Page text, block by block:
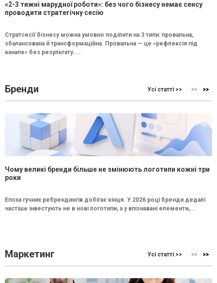
«2-3 тижні марудної роботи»: без чого бізнесу немає сенсу
проводити стратегічну сесію
Стратсесії бізнесу можна умовно поділити на 3 типи: провальна,
збалансована й трансформаційна. Провальна — це «рефлексія під
канапе» без результату....
Бренди Усі статті >>
Чому великі бренди більше не змінюють логотипи кожні три
роки
Епоха гучних ребрендингів добігає кінця. У 2026 році бренди дедалі
частіше інвестують не в нові логотипи, а у впізнавані елементи,...
Маркетинг Усі статті >>